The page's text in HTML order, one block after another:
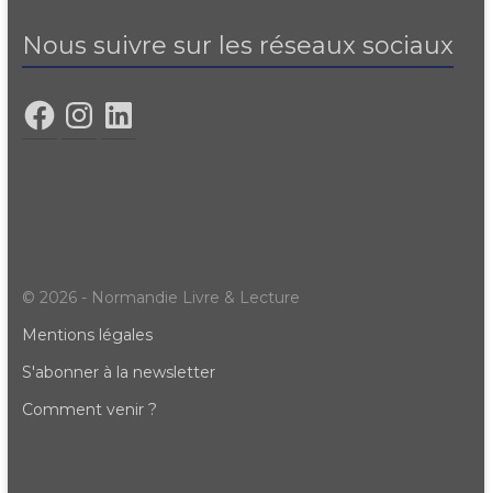
Nous suivre sur les réseaux sociaux
© 2026 - Normandie Livre & Lecture
Mentions légales
S'abonner à la newsletter
Comment venir ?